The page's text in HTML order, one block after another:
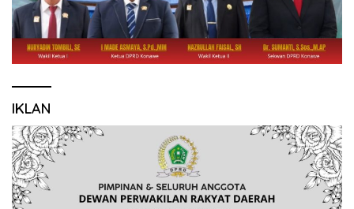
IKLAN